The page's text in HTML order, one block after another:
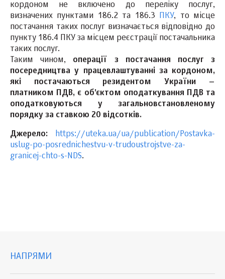
кордоном не включено до переліку послуг,
визначених пунктами 186.2 та 186.3
ПКУ, то місце
постачання таких послуг визначається відповідно до
пункту 186.4 ПКУ за місцем реєстрації постачальника
таких послуг.
Таким чином, операції з постачання послуг з
посередництва у працевлаштуванні за кордоном,
які постачаються резидентом України –
платником ПДВ, є об’єктом оподаткування ПДВ та
оподатковуються у загальновстановленому
порядку за ставкою 20 відсотків.
Джерело:
https://uteka.ua/ua/publication/Postavka-
uslug-po-posrednichestvu-v-trudoustrojstve-za-
granicej-chto-s-NDS.
НАПРЯМИ